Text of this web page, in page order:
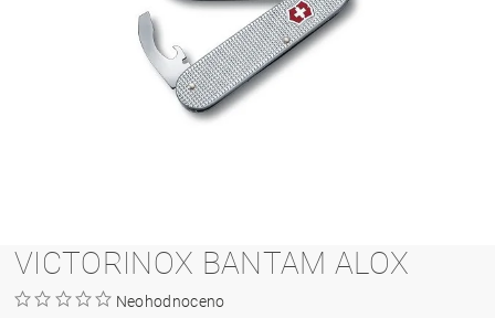
VICTORINOX BANTAM ALOX
Neohodnoceno